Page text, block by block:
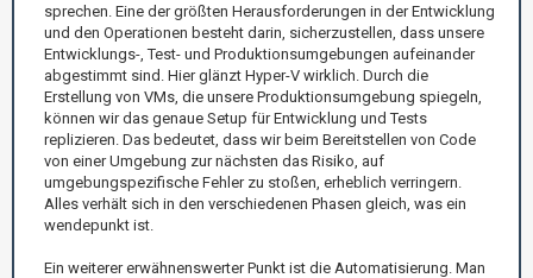
sprechen. Eine der größten Herausforderungen in der Entwicklung
und den Operationen besteht darin, sicherzustellen, dass unsere
Entwicklungs-, Test- und Produktionsumgebungen aufeinander
abgestimmt sind. Hier glänzt Hyper-V wirklich. Durch die
Erstellung von VMs, die unsere Produktionsumgebung spiegeln,
können wir das genaue Setup für Entwicklung und Tests
replizieren. Das bedeutet, dass wir beim Bereitstellen von Code
von einer Umgebung zur nächsten das Risiko, auf
umgebungspezifische Fehler zu stoßen, erheblich verringern.
Alles verhält sich in den verschiedenen Phasen gleich, was ein
wendepunkt ist.
Ein weiterer erwähnenswerter Punkt ist die Automatisierung. Man